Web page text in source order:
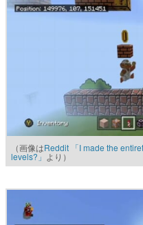
（画像はReddit 「I made the
levels?」 より）